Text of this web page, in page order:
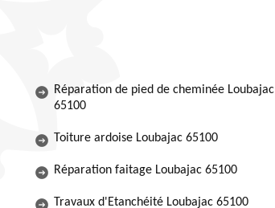
Réparation de pied de cheminée Loubajac
65100
Toiture ardoise Loubajac 65100
Réparation faitage Loubajac 65100
Travaux d'Etanchéité Loubajac 65100